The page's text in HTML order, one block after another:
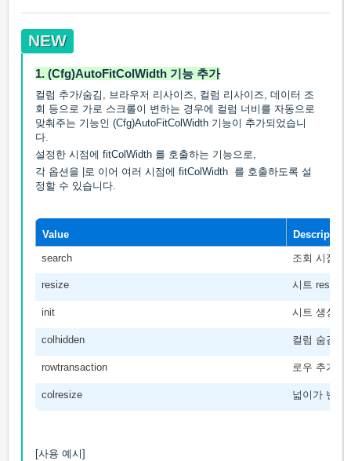
NEW
1. (Cfg)AutoFitColWidth 기능 추가
컬럼 추가/숨김, 브라우저 리사이즈, 컬럼 리사이즈, 데이터 조
회 등으로 가로 스크롤이 변하는 경우에 컬럼 너비를 자동으로
맞춰주는 기능인 (Cfg)AutoFitColWidth 기능이 추가되었습니
다.
설정한 시점에 fitColWidth 를 호출하는 기능으로,
각 옵션을 |로 이어 여러 시점에 fitColWidth 를 호출하도록 설
정할 수 있습니다.
Value
Description
search
조회 시점
resize 시트 resize
init 시트 생성
colhidden 컬럼 숨김/
rowtransaction 로우 추가/
colresize 넓이가 변경
[사용 예시]